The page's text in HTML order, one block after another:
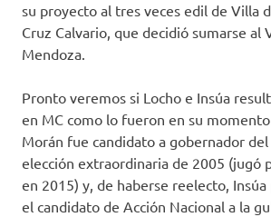
su proyecto al tres veces edil de Villa
Cruz Calvario, que decidió sumarse al
Mendoza.
Pronto veremos si Locho e Insúa
en MC como lo fueron en su
Morán fue candidato a gobernador
elección extraordinaria de 2005 (jugó
en 2015) y, de haberse reelecto,
el candidato de Acción Nacional a la